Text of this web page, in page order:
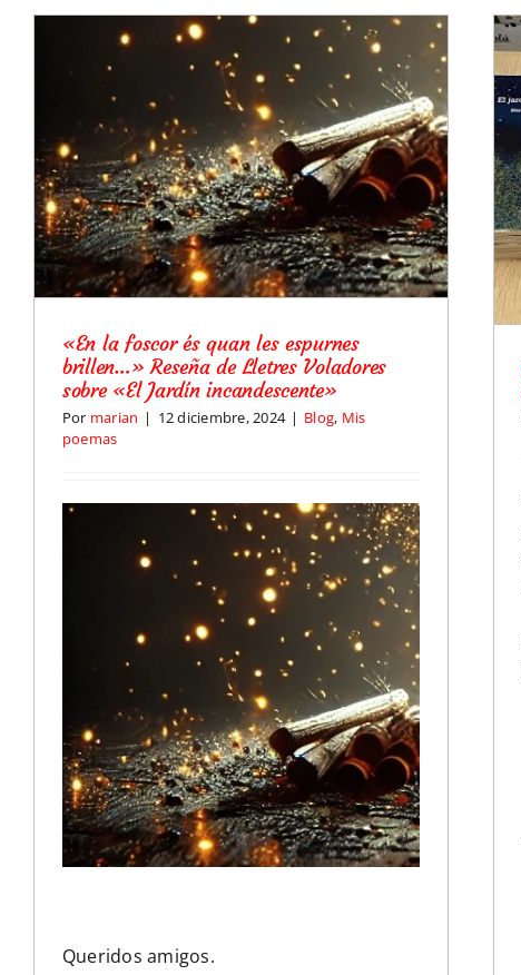
«En la foscor és quan les espurnes
brillen…» Reseña de Lletres Voladores
sobre «El Jardín incandescente»
Por marian | 12 diciembre, 2024 | Blog, Mis
poemas
Queridos amigos.
Dónde encontrar «El jardín incandescente»
Blog